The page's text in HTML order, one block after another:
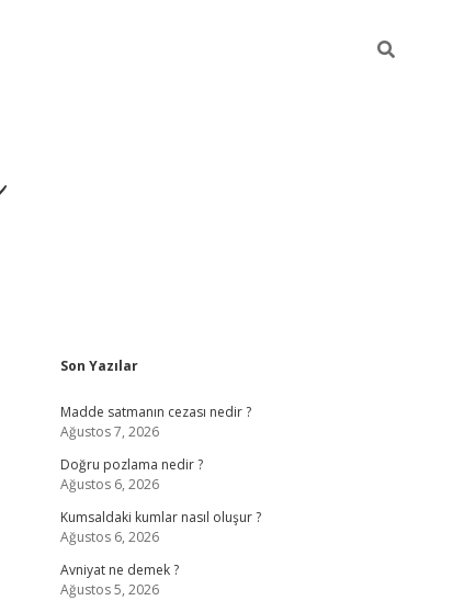
Sidebar
Son Yazılar
Madde satmanın cezası nedir ?
Ağustos 7, 2026
Doğru pozlama nedir ?
Ağustos 6, 2026
Kumsaldaki kumlar nasıl oluşur ?
Ağustos 6, 2026
Avniyat ne demek ?
Ağustos 5, 2026